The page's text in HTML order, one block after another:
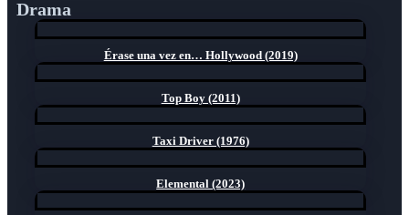
Drama
Érase una vez en… Hollywood (2019)
Top Boy (2011)
Taxi Driver (1976)
Elemental (2023)